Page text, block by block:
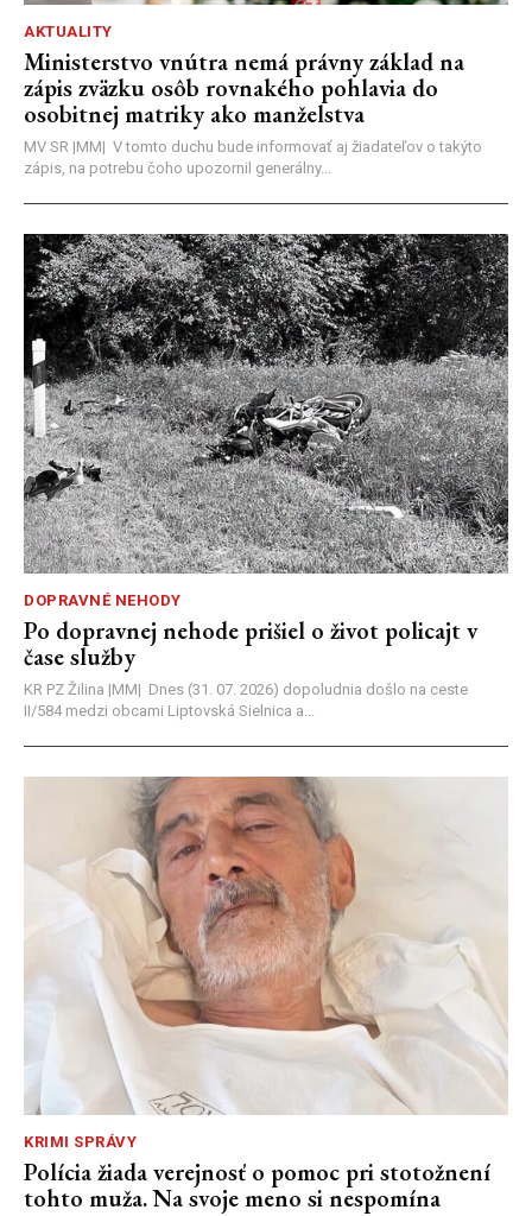
AKTUALITY
Ministerstvo vnútra nemá právny základ na
zápis zväzku osôb rovnakého pohlavia do
osobitnej matriky ako manželstva
MV SR |MM| V tomto duchu bude informovať aj žiadateľov o takýto
zápis, na potrebu čoho upozornil generálny...
DOPRAVNÉ NEHODY
Po dopravnej nehode prišiel o život policajt v
čase služby
KR PZ Žilina |MM| Dnes (31. 07. 2026) dopoludnia došlo na ceste
II/584 medzi obcami Liptovská Sielnica a...
KRIMI SPRÁVY
Polícia žiada verejnosť o pomoc pri stotožnení
tohto muža. Na svoje meno si nespomína